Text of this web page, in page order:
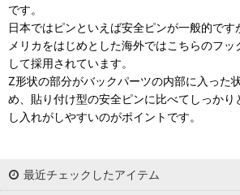
です。
日本ではピンといえば安全ピンが一般的です
メリカをはじめとした海外ではこちらのフッ
して採用されています。
Z形状の部分がバックパーツの内部に入った
め、貼り付け型の安全ピンに比べてしっかり
し入れがしやすいのがポイントです。
最近チェックしたアイテム